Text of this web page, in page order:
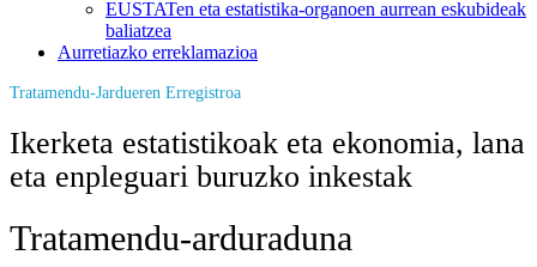
EUSTATen eta estatistika-organoen aurrean eskubideak
baliatzea
Aurretiazko erreklamazioa
Tratamendu-Jardueren Erregistroa
Ikerketa estatistikoak eta ekonomia, lana
eta enpleguari buruzko inkestak
Tratamendu-arduraduna